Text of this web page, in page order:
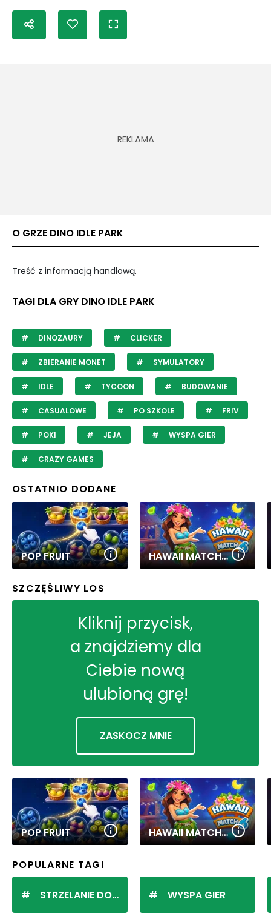
O GRZE DINO IDLE PARK
Treść z informacją handlową.
TAGI DLA GRY DINO IDLE PARK
DINOZAURY CLICKER
ZBIERANIE MONET SYMULATORY
IDLE TYCOON BUDOWANIE
CASUALOWE PO SZKOLE FRIV
POKI JEJA WYSPA GIER
CRAZY GAMES
OSTATNIO DODANE
POP FRUIT HAWAII MATCH 6
SZCZĘŚLIWY LOS
Kliknij przycisk,
a znajdziemy dla
Ciebie nową
ulubioną grę!
ZASKOCZ MNIE
POP FRUIT HAWAII MATCH 6
POPULARNE TAGI
STRZELANIE DO KULEK WYSPA GIER